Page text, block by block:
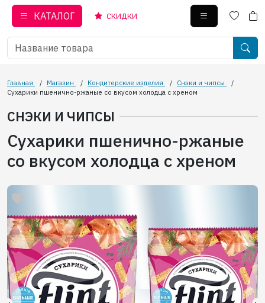
КАТАЛОГ СКИДКИ
Главная / Магазин / Кондитерские изделия / Снэки и чипсы
/
Сухарики пшенично-ржаные со вкусом холодца с хреном
СНЭКИ И ЧИПСЫ
Сухарики пшенично-ржаные
со вкусом холодца с хреном